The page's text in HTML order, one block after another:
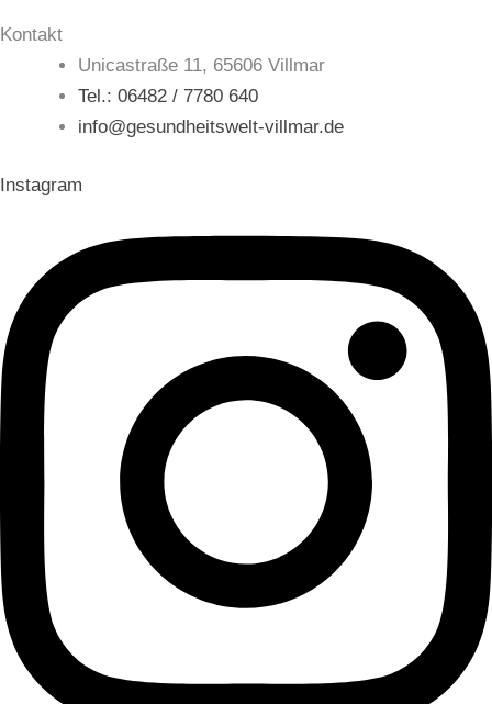
Kontakt
Unicastraße 11, 65606 Villmar
Tel.: 06482 / 7780 640
info@gesundheitswelt-villmar.de
Instagram